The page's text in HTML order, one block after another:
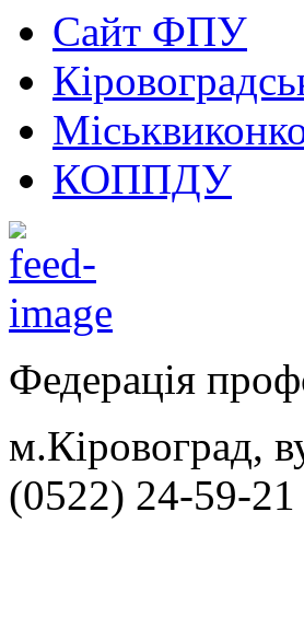
Сайт ФПУ
КОППДУ
Федерація
м.Кіровоград,
(0522) 24-59-